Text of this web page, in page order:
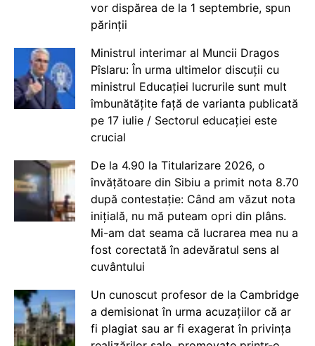
vor dispărea de la 1 septembrie, spun
părinții
Ministrul interimar al Muncii Dragos
Pîslaru: În urma ultimelor discuții cu
ministrul Educației lucrurile sunt mult
îmbunătățite față de varianta publicată
pe 17 iulie / Sectorul educației este
crucial
De la 4.90 la Titularizare 2026, o
învățătoare din Sibiu a primit nota 8.70
după contestație: Când am văzut nota
inițială, nu mă puteam opri din plâns.
Mi-am dat seama că lucrarea mea nu a
fost corectată în adevăratul sens al
cuvântului
Un cunoscut profesor de la Cambridge
a demisionat în urma acuzațiilor că ar
fi plagiat sau ar fi exagerat în privința